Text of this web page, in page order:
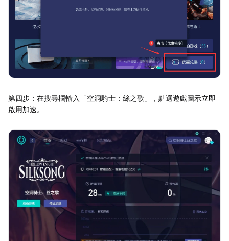
第四步：在搜尋欄輸入「空洞騎士：絲之歌」，點選遊戲圖示立即
啟用加速。